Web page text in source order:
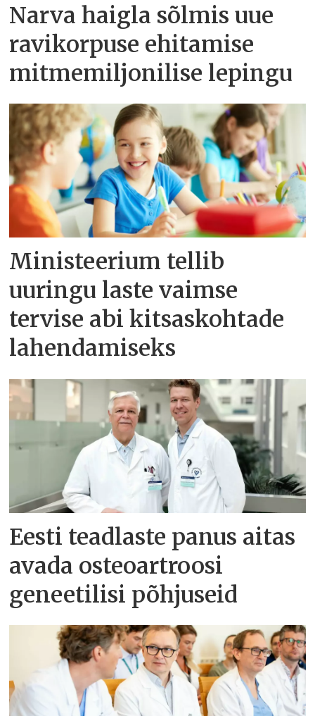
Narva haigla sõlmis uue
ravikorpuse ehitamise
mitmemiljonilise lepingu
Ministeerium tellib
uuringu laste vaimse
tervise abi kitsaskohtade
lahendamiseks
Eesti teadlaste panus aitas
avada osteoartroosi
geneetilisi põhjuseid